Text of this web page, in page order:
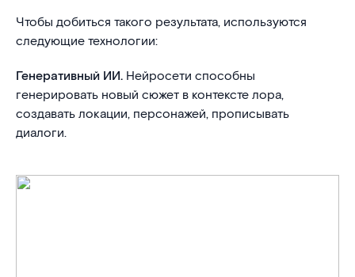
Чтобы добиться такого результата, используются
следующие технологии:
Генеративный ИИ. Нейросети способны
генерировать новый сюжет в контексте лора,
создавать локации, персонажей, прописывать
диалоги.